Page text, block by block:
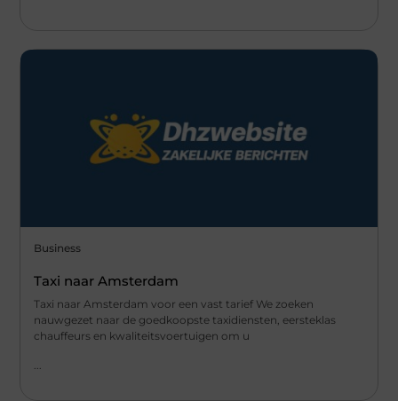
Business
Taxi naar Amsterdam
Taxi naar Amsterdam voor een vast tarief We zoeken
nauwgezet naar de goedkoopste taxidiensten, eersteklas
chauffeurs en kwaliteitsvoertuigen om u